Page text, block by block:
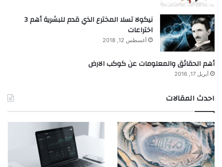
نيكولا تسلا المخترع الذي قدم للبشرية أهم 3
اختراعات
أغسطس 12, 2018
أهم الحقائق والمعلومات عن كوكب الارض
أبريل 17, 2016
احدث المقالات